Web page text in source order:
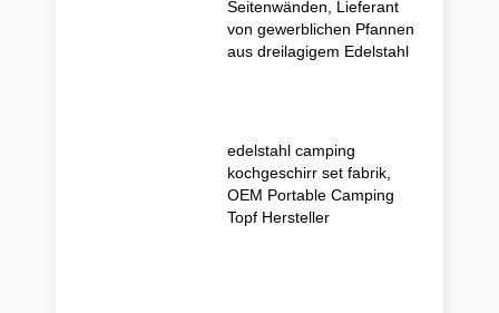
Seitenwänden, Lieferant
von gewerblichen Pfannen
aus dreilagigem Edelstahl
edelstahl camping
kochgeschirr set fabrik,
OEM Portable Camping
Topf Hersteller